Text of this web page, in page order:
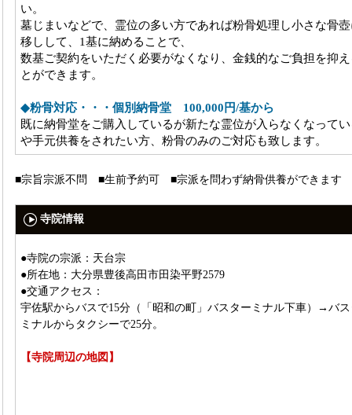
い。
墓じまいなどで、霊位の多い方であれば粉骨処理し小さな骨
移しして、1基に納めることで、
数基ご契約をいただく必要がなくなり、金銭的なご負担を抑
とができます。
◆粉骨対応・・・個別納骨堂 100,000円/基から
既に納骨堂をご購入しているが新たな霊位が入らなくなって
や手元供養をされたい方、粉骨のみのご対応も致します。
■宗旨宗派不問 ■生前予約可 ■宗派を問わず納骨供養ができます
寺院情報
●寺院の宗派：天台宗
●所在地：大分県豊後高田市田染平野2579
●交通アクセス：
宇佐駅からバスで15分（「昭和の町」バスターミナル下車）→バ
ミナルからタクシーで25分。
【寺院周辺の地図】